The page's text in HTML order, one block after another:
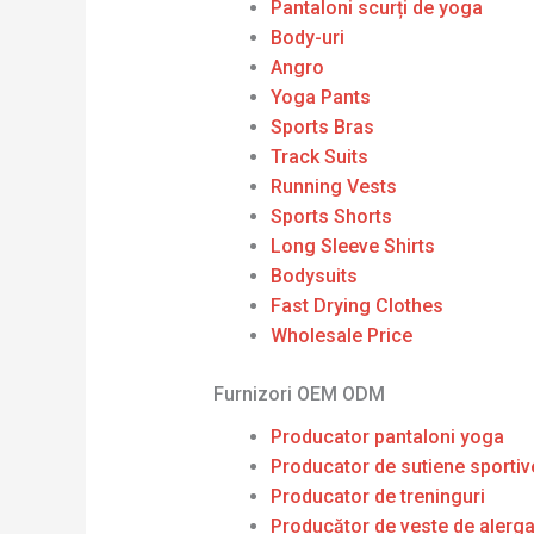
Pantaloni scurți de yoga
Body-uri
Angro
Yoga Pants
Sports Bras
Track Suits
Running Vests
Sports Shorts
Long Sleeve Shirts
Bodysuits
Fast Drying Clothes
Wholesale Price
Furnizori OEM ODM
Producator pantaloni yoga
Producator de sutiene
Producator de treninguri
Producător de veste de